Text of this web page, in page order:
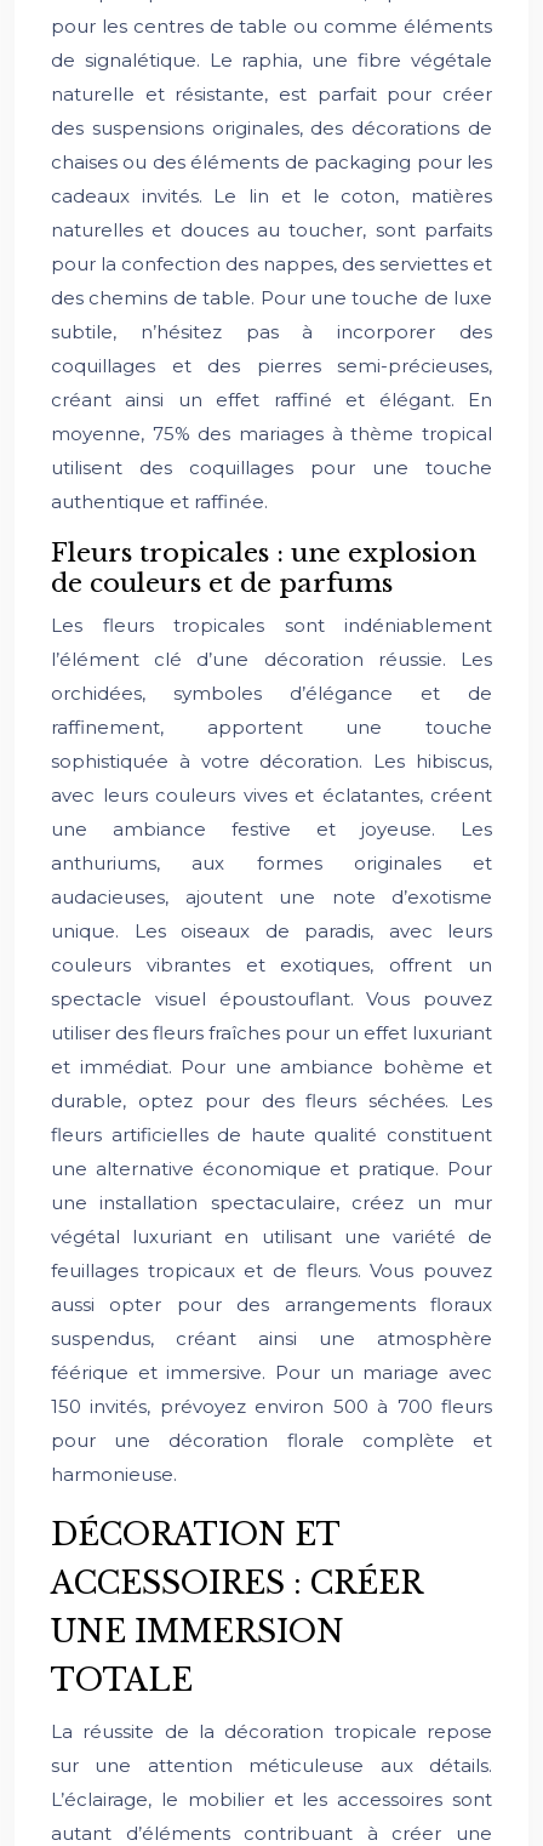
pour les centres de table ou comme éléments
de signalétique. Le raphia, une fibre végétale
naturelle et résistante, est parfait pour créer
des suspensions originales, des décorations de
chaises ou des éléments de packaging pour les
cadeaux invités. Le lin et le coton, matières
naturelles et douces au toucher, sont parfaits
pour la confection des nappes, des serviettes et
des chemins de table. Pour une touche de luxe
subtile, n’hésitez pas à incorporer des
coquillages et des pierres semi-précieuses,
créant ainsi un effet raffiné et élégant. En
moyenne, 75% des mariages à thème tropical
utilisent des coquillages pour une touche
authentique et raffinée.
Fleurs tropicales : une explosion
de couleurs et de parfums
Les fleurs tropicales sont indéniablement
l’élément clé d’une décoration réussie. Les
orchidées, symboles d’élégance et de
raffinement, apportent une touche
sophistiquée à votre décoration. Les hibiscus,
avec leurs couleurs vives et éclatantes, créent
une ambiance festive et joyeuse. Les
anthuriums, aux formes originales et
audacieuses, ajoutent une note d’exotisme
unique. Les oiseaux de paradis, avec leurs
couleurs vibrantes et exotiques, offrent un
spectacle visuel époustouflant. Vous pouvez
utiliser des fleurs fraîches pour un effet luxuriant
et immédiat. Pour une ambiance bohème et
durable, optez pour des fleurs séchées. Les
fleurs artificielles de haute qualité constituent
une alternative économique et pratique. Pour
une installation spectaculaire, créez un mur
végétal luxuriant en utilisant une variété de
feuillages tropicaux et de fleurs. Vous pouvez
aussi opter pour des arrangements floraux
suspendus, créant ainsi une atmosphère
féérique et immersive. Pour un mariage avec
150 invités, prévoyez environ 500 à 700 fleurs
pour une décoration florale complète et
harmonieuse.
DÉCORATION ET
ACCESSOIRES : CRÉER
UNE IMMERSION
TOTALE
La réussite de la décoration tropicale repose
sur une attention méticuleuse aux détails.
L’éclairage, le mobilier et les accessoires sont
autant d’éléments contribuant à créer une